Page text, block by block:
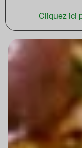
Cliquez ici